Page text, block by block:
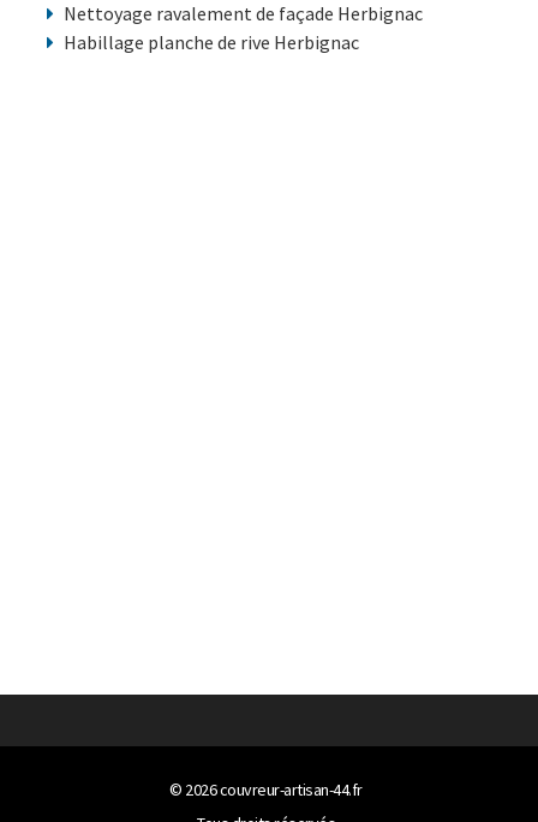
Nettoyage ravalement de façade Herbignac
Habillage planche de rive Herbignac
© 2026couvreur-artisan-44.fr